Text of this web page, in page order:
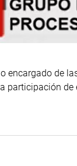
encargado de
participación de